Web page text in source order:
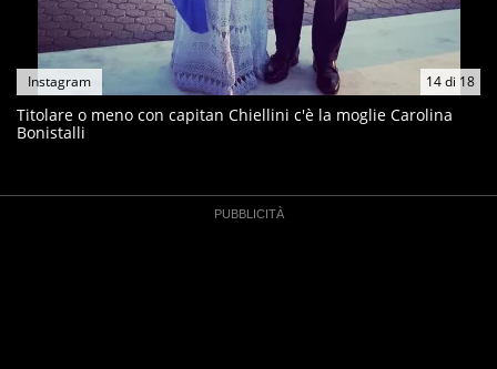
14di 18
Instagram
Titolare o meno con capitan Chiellini c'è la moglie Carolina
Bonistalli